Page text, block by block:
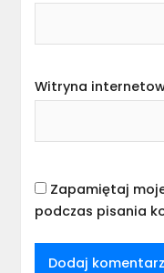
Witryna
Zapamiętaj
podczas pisania